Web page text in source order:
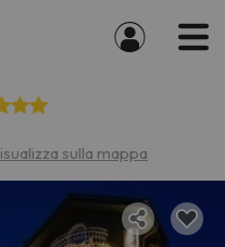
sulla mappa